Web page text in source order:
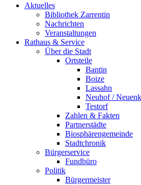
Aktuelles
Bibliothek Zarrentin
Nachrichten
Veranstaltungen
Rathaus & Service
Über die Stadt
Ortsteile
Bantin
Boize
Lassahn
Neuhof /
Testorf
Zahlen & Fakten
Partnerstädte
Biosphärengemeinde
Stadtchronik
Bürgerservice
Fundbüro
Politik
Bürgermeister